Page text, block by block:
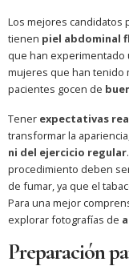
Los mejores candidatos
tienen piel abdominal
que han experimentado
mujeres que han tenido
pacientes gocen de
Tener expectativas
transformar la
ni del ejercicio regular
procedimiento deben
de fumar, ya que el
Para una mejor
explorar fotografías de
Preparación